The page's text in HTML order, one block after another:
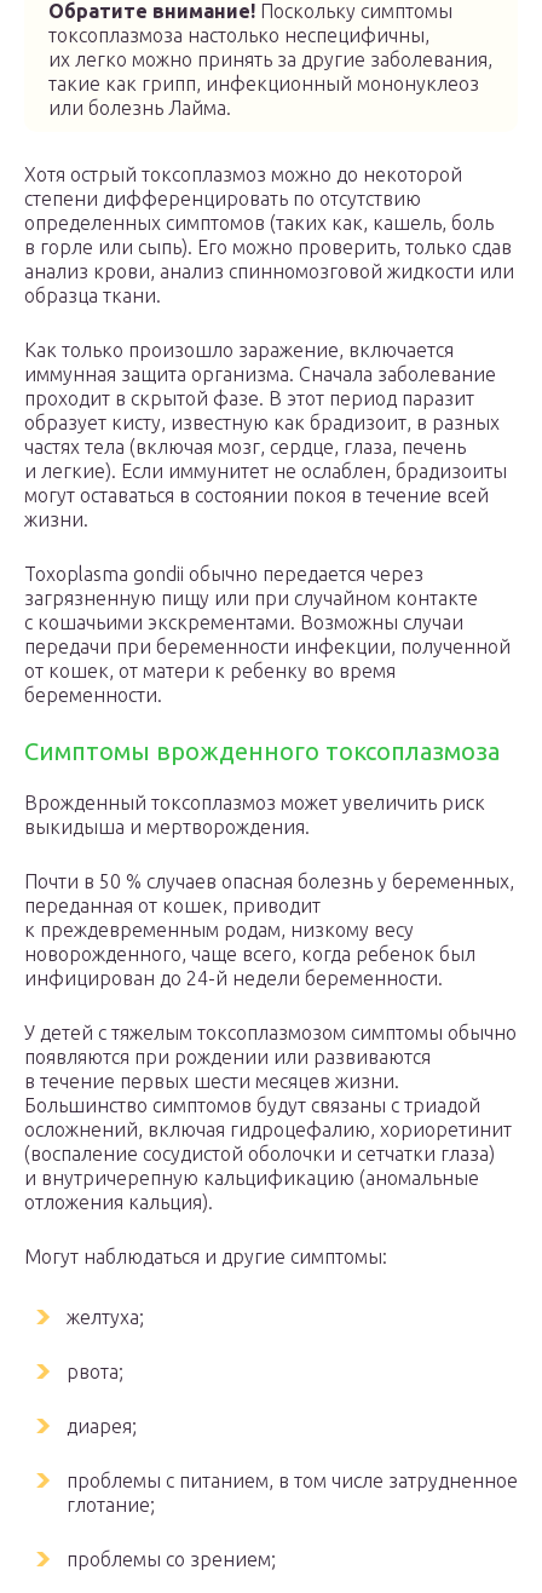
Обратите внимание! Поскольку симптомы
токсоплазмоза настолько неспецифичны,
их легко можно принять за другие заболевания,
такие как грипп, инфекционный мононуклеоз
или болезнь Лайма.
Хотя острый токсоплазмоз можно до некоторой
степени дифференцировать по отсутствию
определенных симптомов (таких как, кашель, боль
в горле или сыпь). Его можно проверить, только сдав
анализ крови, анализ спинномозговой жидкости или
образца ткани.
Как только произошло заражение, включается
иммунная защита организма. Сначала заболевание
проходит в скрытой фазе. В этот период паразит
образует кисту, известную как брадизоит, в разных
частях тела (включая мозг, сердце, глаза, печень
и легкие). Если иммунитет не ослаблен, брадизоиты
могут оставаться в состоянии покоя в течение всей
жизни.
Toxoplasma gondii обычно передается через
загрязненную пищу или при случайном контакте
с кошачьими экскрементами. Возможны случаи
передачи при беременности инфекции, полученной
от кошек, от матери к ребенку во время
беременности.
Симптомы врожденного токсоплазмоза
Врожденный токсоплазмоз может увеличить риск
выкидыша и мертворождения.
Почти в 50 % случаев опасная болезнь у беременных,
переданная от кошек, приводит
к преждевременным родам, низкому весу
новорожденного, чаще всего, когда ребенок был
инфицирован до 24-й недели беременности.
У детей с тяжелым токсоплазмозом симптомы обычно
появляются при рождении или развиваются
в течение первых шести месяцев жизни.
Большинство симптомов будут связаны с триадой
осложнений, включая гидроцефалию, хориоретинит
(воспаление сосудистой оболочки и сетчатки глаза)
и внутричерепную кальцификацию (аномальные
отложения кальция).
Могут наблюдаться и другие симптомы:
желтуха;
рвота;
диарея;
проблемы с питанием, в том числе затрудненное
глотание;
проблемы со зрением;